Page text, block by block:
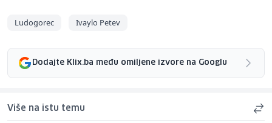
Ludogorec Ivaylo Petev
Dodajte Klix.ba među omiljene izvore na Googlu
Više na istu temu